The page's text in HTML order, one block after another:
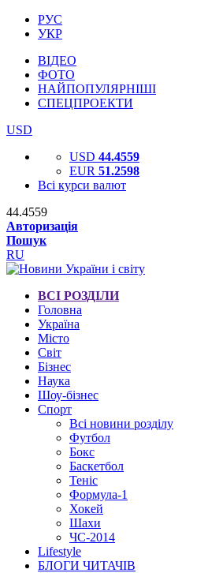
РУС
УКР
ВІДЕО
ФОТО
НАЙПОПУЛЯРНІШІ
СПЕЦПРОЕКТИ
USD
USD 44.4559
EUR 51.2598
Всі курси валют
44.4559
Авторизація
Пошук
RU
ВСІ РОЗДІЛИ
Головна
Україна
Місто
Світ
Бізнес
Наука
Шоу-бізнес
Спорт
Всі новини розділу
Футбол
Бокс
Баскетбол
Теніс
Формула-1
Хокей
Шахи
ЧС-2014
Lifestyle
БЛОГИ ЧИТАЧІВ